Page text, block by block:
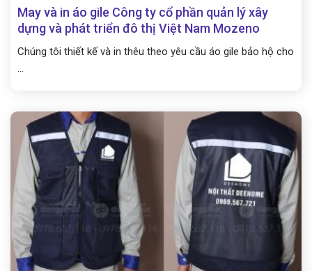
May và in áo gile Công ty cổ phần quản lý xây
dựng và phát triển đô thị Việt Nam Mozeno
Chúng tôi thiết kế và in thêu theo yêu cầu áo gile bảo hộ cho
...